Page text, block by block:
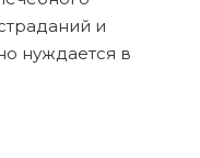
и
нуждается в